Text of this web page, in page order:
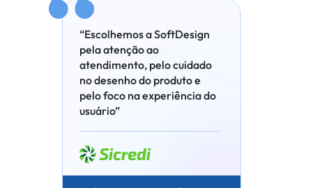
“Escolhemos a SoftDesign
pela atenção ao
atendimento, pelo cuidado
no desenho do produto e
pelo foco na experiência do
usuário”